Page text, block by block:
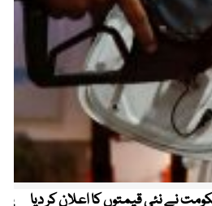
نے نئی قیمتوں کا اعلان کر دیا